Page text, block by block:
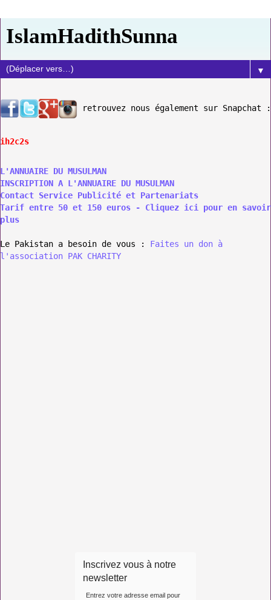
IslamHadithSunna
▼
retrouvez nous également sur Snapchat :
ih2c2s
L'ANNUAIRE DU MUSULMAN
INSCRIPTION A L'ANNUAIRE DU MUSULMAN
Contact Service Publicité et Partenariats
Tarif entre 50 et 150 euros - Cliquez ici pour en savoir
plus
Le Pakistan a besoin de vous : Faites un don à
l'association PAK CHARITY
Inscrivez vous à notre
newsletter
Entrez votre adresse email pour